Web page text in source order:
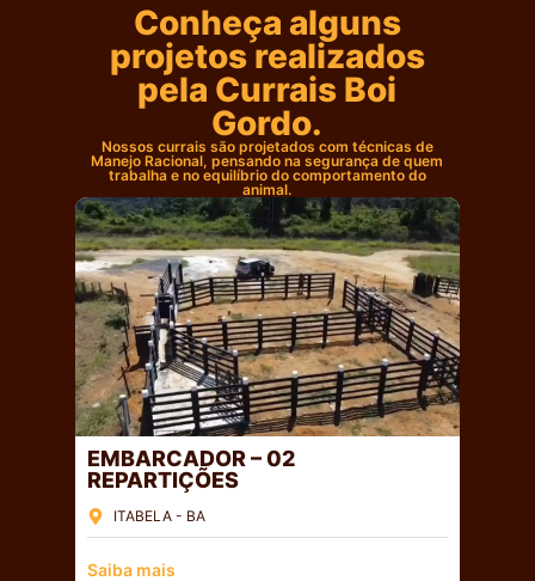
Conheça alguns
projetos realizados
pela Currais Boi
Gordo.
Nossos currais são projetados com técnicas de
Manejo Racional, pensando na segurança de quem
trabalha e no equilíbrio do comportamento do
animal.
EMBARCADOR – 02
REPARTIÇÕES
ITABELA - BA
Saiba mais